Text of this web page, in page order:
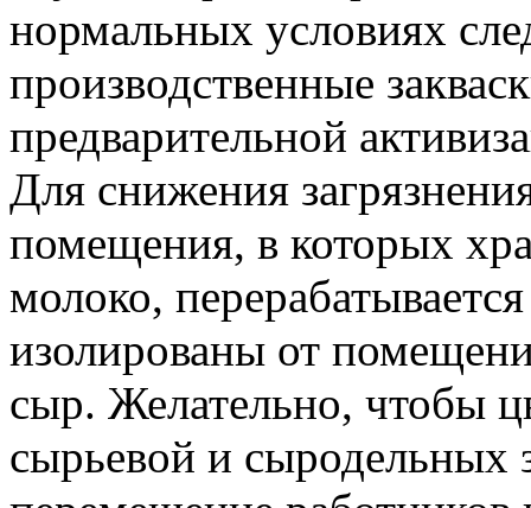
нормальных условиях
производственные
предварительной
Для снижения
помещения, в которых
молоко,
изолированы от
сыр. Желательно, чтобы
сырьевой и сыродельных